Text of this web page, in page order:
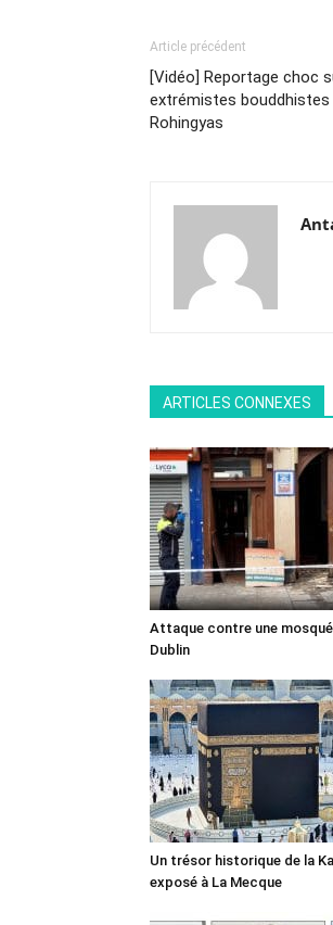
Article précédent
[Vidéo] Reportage choc
extrémistes bouddhistes
Rohingyas
ARTICLES CONNEXES
Attaque contre une
Dublin
Un trésor historique de la
exposé à La Mecque